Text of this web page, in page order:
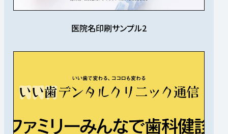
医院名印刷サンプル2